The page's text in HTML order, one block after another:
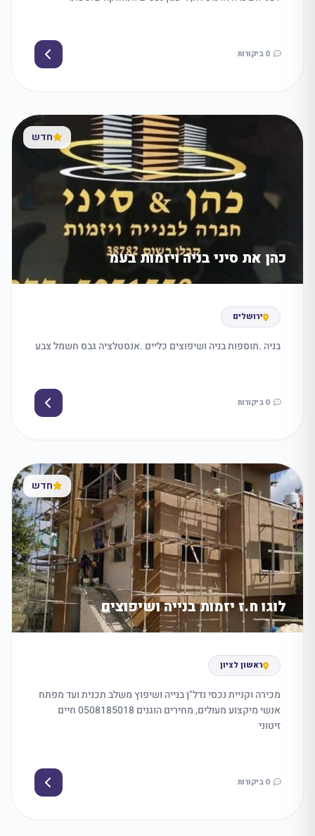
0 ביקורות
חדש
כהן את סיני בניה ויזמות בעמ
ירושלים
בניה .תוספות בניה ושיפוצים כליים .אנסטלציה גבס חשמל צבע
0 ביקורות
חדש
לוגו ח.ז יזמות בנייה ושיפוצים
ראשון לציון
מכירה וקניית נכסי נדל"ן בנייה ושיפוץ משלב תכנית ועד מפתח
אנשי מיקצוע מעולים, מחירים הוגנים 0508185018 חיים
זיטוני
0 ביקורות